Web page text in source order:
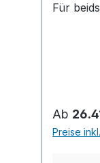
Für
silber Set besteht aus: • 1 Stück
Set
Ab
Preise